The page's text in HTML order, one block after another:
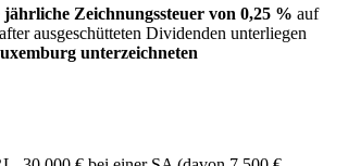
jährliche Zeichnungssteuer von 0,25 % auf
ausgeschütteten Dividenden unterliegen
unterzeichneten